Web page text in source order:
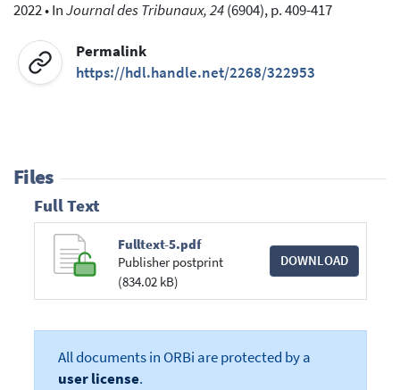
2022•InJournal des Tribunaux, 24(6904), p. 409-417
Permalink
https://hdl.handle.net/2268/322953
Files
Full Text
Fulltext-5.pdf
Publisher postprint
(834.02 kB)
DOWNLOAD
All documents in ORBi are protected by a
user license.